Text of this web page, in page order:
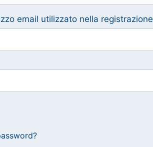
email utilizzato nella registrazione